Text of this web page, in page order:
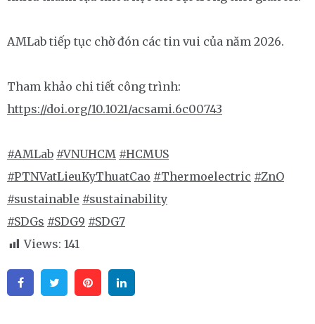
AMLab tiếp tục chờ đón các tin vui của năm 2026.
Tham khảo chi tiết công trình:
https://doi.org/10.1021/acsami.6c00743
#AMLab #VNUHCM #HCMUS
#PTNVatLieuKyThuatCao #Thermoelectric #ZnO
#sustainable #sustainability
#SDGs #SDG9 #SDG7
Views: 141
FacebookTwitter Pinterest